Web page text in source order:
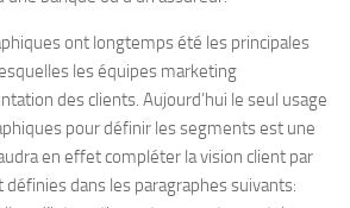
ont longtemps été les principales
les équipes marketing
des clients. Aujourd’hui le seul usage
pour définir les segments est une
en effet compléter la vision client par
dans les paragraphes suivants: